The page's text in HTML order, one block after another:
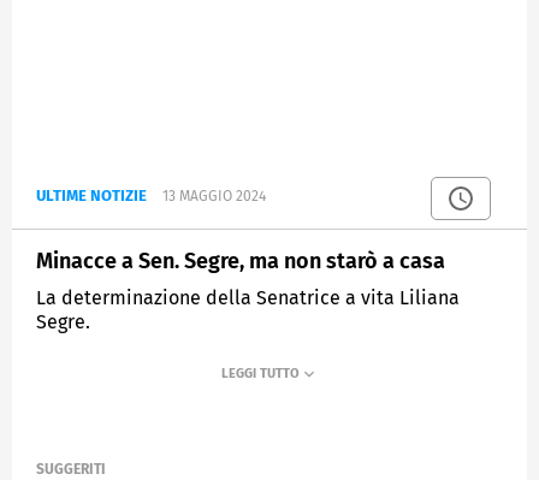
ULTIME NOTIZIE 13 MAGGIO 2024
Minacce a Sen. Segre, ma non starò a casa
La determinazione della Senatrice a vita Liliana
Segre.
SUGGERITI